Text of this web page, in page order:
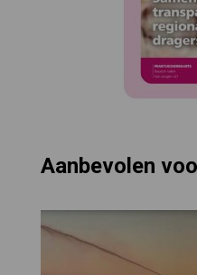
Aanbevolen